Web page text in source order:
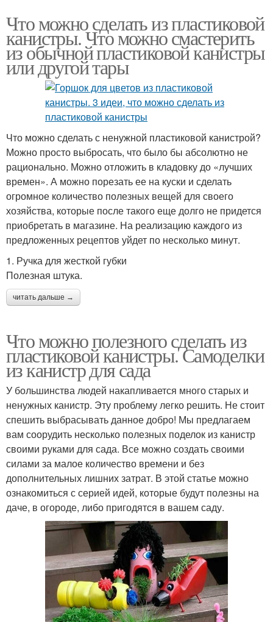
Что можно сделать из пластиковой
канистры. Что можно смастерить
из обычной пластиковой канистры
или другой тары
Что можно сделать с ненужной пластиковой канистрой?
Можно просто выбросать, что было бы абсолютно не
рационально. Можно отложить в кладовку до «лучших
времен». А можно порезать ее на куски и сделать
огромное количество полезных вещей для своего
хозяйства, которые после такого еще долго не придется
приобретать в магазине. На реализацию каждого из
предложенных рецептов уйдет по несколько минут.
1. Ручка для жесткой губки
Полезная штука.
читать дальше →
Что можно полезного сделать из
пластиковой канистры. Самоделки
из канистр для сада
У большинства людей накапливается много старых и
ненужных канистр. Эту проблему легко решить. Не стоит
спешить выбрасывать данное добро! Мы предлагаем
вам соорудить несколько полезных поделок из канистр
своими руками для сада. Все можно создать своими
силами за малое количество времени и без
дополнительных лишних затрат. В этой статье можно
ознакомиться с серией идей, которые будут полезны на
даче, в огороде, либо пригодятся в вашем саду.